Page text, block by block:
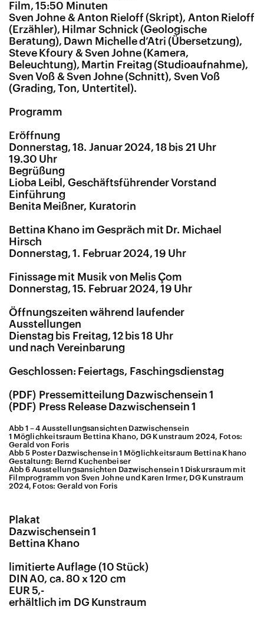
Film, 15:50 Minuten
Sven Johne & Anton Rieloff (Skript), Anton Rieloff
(Erzähler), Hilmar Schnick (Geologische
Beratung), Dawn Michelle d’Atri (Übersetzung),
Steve Kfoury & Sven Johne (Kamera,
Beleuchtung), Martin Freitag (Studioaufnahme),
Sven Voß & Sven Johne (Schnitt), Sven Voß
(Grading, Ton, Untertitel).
Programm
Eröffnung
Donnerstag, 18. Januar 2024, 18 bis 21 Uhr
19.30 Uhr
Begrüßung
Lioba Leibl, Geschäftsführender Vorstand
Einführung
Benita Meißner, Kuratorin
Bettina Khano im Gespräch mit Dr. Michael
Hirsch
Donnerstag, 1. Februar 2024, 19 Uhr
Finissage mit Musik von Melis Çom
Donnerstag, 15. Februar 2024, 19 Uhr
Öffnungszeiten während laufender
Ausstellungen
Dienstag bis Freitag, 12 bis 18 Uhr
und nach Vereinbarung
Geschlossen: Feiertags, Faschingsdienstag
Pressemitteilung Dazwischensein 1
Press Release Dazwischensein 1
Abb 1 – 4 Ausstellungsansichten Dazwischensein
1 Möglichkeitsraum Bettina Khano, DG Kunstraum 2024, Fotos:
Gerald von Foris
Abb 5 Poster Dazwischensein 1 Möglichkeitsraum Bettina Khano
Gestaltung: Bernd Kuchenbeiser
Abb 6 Ausstellungsansichten Dazwischensein 1 Diskursraum mit
Filmprogramm von Sven Johne und Karen Irmer, DG Kunstraum
2024, Fotos: Gerald von Foris
Plakat
Dazwischensein 1
Bettina Khano
limitierte Auflage (10 Stück)
DIN A0, ca. 80 x 120 cm
EUR 5,-
erhältlich im DG Kunstraum